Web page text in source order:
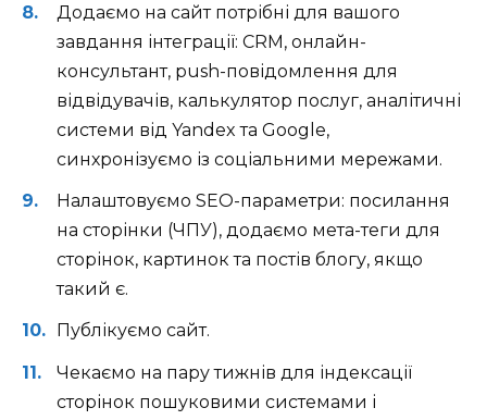
Додаємо на сайт потрібні для вашого
завдання інтеграції: CRM, онлайн-
консультант, push-повідомлення для
відвідувачів, калькулятор послуг, аналітичні
системи від Yandex та Google,
синхронізуємо із соціальними мережами.
Налаштовуємо SEO-параметри: посилання
на сторінки (ЧПУ), додаємо мета-теги для
сторінок, картинок та постів блогу, якщо
такий є.
Публікуємо сайт.
Чекаємо на пару тижнів для індексації
сторінок пошуковими системами і